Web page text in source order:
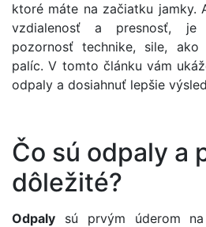
ktoré máte na začiatku jamky.
vzdialenosť a presnosť, je
pozornosť technike, sile, ako
palíc. V tomto článku vám
odpaly a dosiahnuť lepšie
Čo sú odpaly a
dôležité?
Odpaly sú prvým úderom